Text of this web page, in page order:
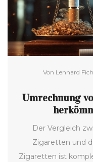
Von Lennard
Umrechnung
Der Vergleich
Zigaretten und
Zigaretten ist